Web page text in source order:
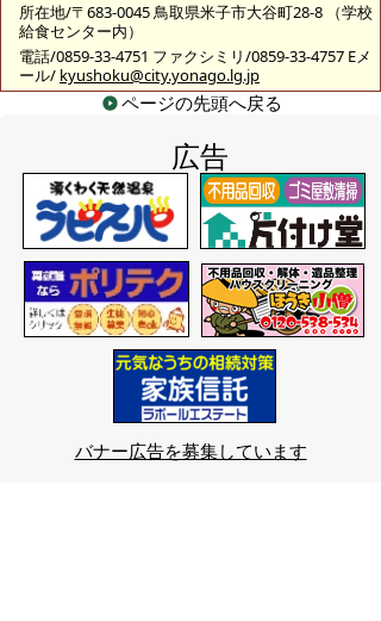
所在地/〒683-0045 鳥取県米子市大谷町28-8 （学校
給食センター内）
電話/0859-33-4751 ファクシミリ/0859-33-4757 Eメ
ール/ kyushoku@city.yonago.lg.jp
ページの先頭へ戻る
広告
バナー広告を募集しています